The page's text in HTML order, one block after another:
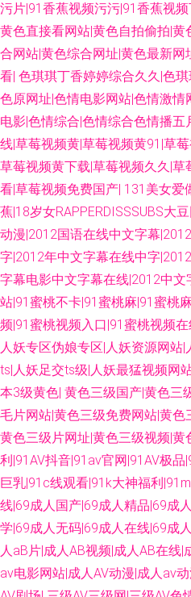
爱网 91视屏18 超碰青青98 91视频网
线 www97亚洲 韩日屄视频 jk黑丝啪啪
州色图狠狠干 国产性爱在线 国产性爱
俺去射官网 日本午夜福利影院 久久伊
香蕉 日本不卡AC 91起碰在线观看 99
合色站ts 97超碰熟女精品 欧美妇岳淫
传媒 亚洲性爱影院 91视色 91JK视频
亚洲香蕉成人av 欧美精品激情视頻 日
久久97 91桃色入口 91资源站 国产福
蕉网址 美女网站色18禁 探花福利极品
剧场 色宗合社区 丁香午夜影院 亚洲色
瓜 午夜大片 豆花AV激情网 自尉视频软
一页 国产精品自第 午夜激情导航 黄色
日韩欧美中文 超碰91最新 97一级影院
污片|91香蕉视频污污|91香蕉视
黄色直接看网站|黄色自拍偷拍|
合网站|黄色综合网址|黄色最新
看| 色琪琪丁香婷婷综合久久|色
色原网址|色情电影网站|色情激
电影|色情综合|色情综合色情播五
线|草莓视频黄|草莓视频黄91|草
草莓视频黄下载|草莓视频久久|
看|草莓视频免费国产| 131美女爱
蕉|18岁女RAPPERDISSSUBS大
动漫|2012国语在线中文字幕
字|2012年中文字幕在线中字
字幕电影中文字幕在线|2012中文
站|91蜜桃不卡|91蜜桃麻|91蜜桃
频|91蜜桃视频入口|91蜜桃视频
人妖专区伪娘专区|人妖资源网站
ts|人妖足交ts级|人妖最猛视频网
本3级黄色| 黄色三级国产|黄色三
毛片网站|黄色三级免费网站|黄
黄色三级片网址|黄色三级视频|黄
利|91AV抖音|91av官网|91AV极
巨乳|91c线观看|91k大神福利
线|69成人国产|69成人精品|69成
学|69成人无码|69成人在线|69成
人aB片|成人AB视频|成人AB在线|
av电影网站|成人AV动漫|成人av